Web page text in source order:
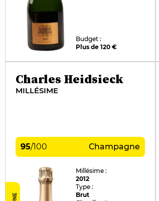
Budget :
Plus de 120 €
Charles Heidsieck
MILLÉSIME
95/100 Champagne
Millésime :
2012
Type :
Brut